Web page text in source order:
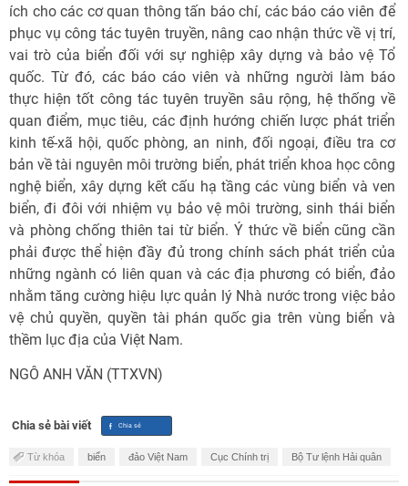
ích cho các cơ quan thông tấn báo chí, các báo cáo viên để
phục vụ công tác tuyên truyền, nâng cao nhận thức về vị trí,
vai trò của biển đối với sự nghiệp xây dựng và bảo vệ Tổ
quốc. Từ đó, các báo cáo viên và những người làm báo
thực hiện tốt công tác tuyên truyền sâu rộng, hệ thống về
quan điểm, mục tiêu, các định hướng chiến lược phát triển
kinh tế-xã hội, quốc phòng, an ninh, đối ngoại, điều tra cơ
bản về tài nguyên môi trường biển, phát triển khoa học công
nghệ biển, xây dựng kết cấu hạ tầng các vùng biển và ven
biển, đi đôi với nhiệm vụ bảo vệ môi trường, sinh thái biển
và phòng chống thiên tai từ biển. Ý thức về biển cũng cần
phải được thể hiện đầy đủ trong chính sách phát triển của
những ngành có liên quan và các địa phương có biển, đảo
nhằm tăng cường hiệu lực quản lý Nhà nước trong việc bảo
vệ chủ quyền, quyền tài phán quốc gia trên vùng biển và
thềm lục địa của Việt Nam.
NGÔ ANH VĂN (TTXVN)
Chia sẻ bài viết
Từ khóa biển đảo Việt Nam Cục Chính trị Bộ Tư lệnh Hải quân